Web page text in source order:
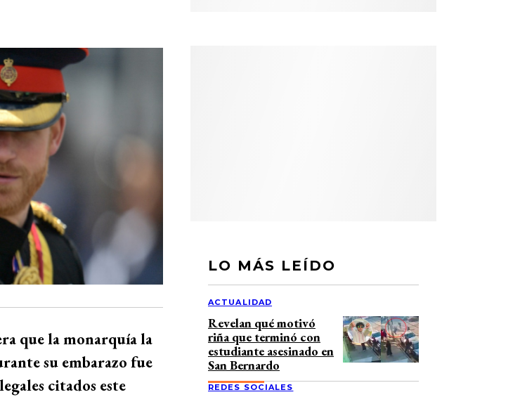
que la monarquía la
su embarazo fue
citados este
LO MÁS LEÍDO
ACTUALIDAD
Revelan qué motivó
riña que terminó con
estudiante asesinado en
San Bernardo
REDES SOCIALES